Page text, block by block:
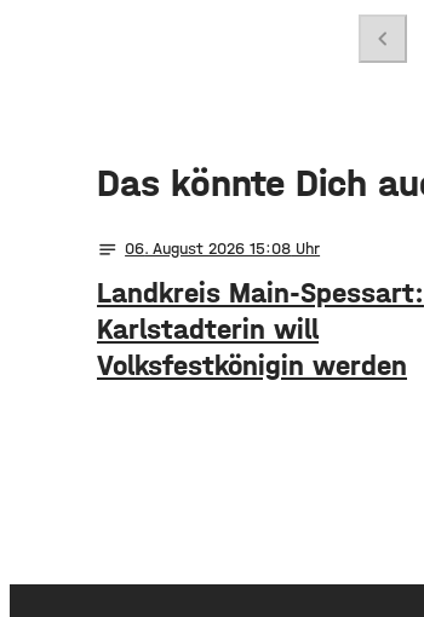
chevron_left
Das könnte Dich
notes 06. August 2026 15:08
Landkreis Main-Spessart:
Karlstadterin will
Volksfestkönigin werden